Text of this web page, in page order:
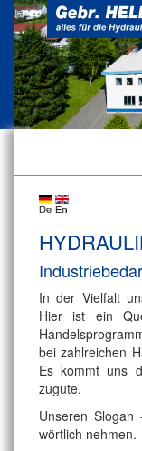
In der Vielfalt
Hier ist ein
bei zahlreichen
Es kommt uns
zugute.
Unseren Slogan
wörtlich nehmen.